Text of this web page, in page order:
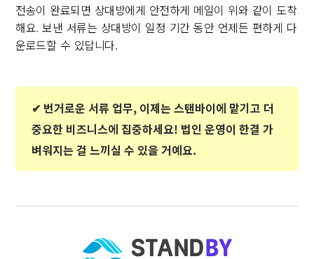
전송이 완료되면 상대방에게 안전하게 메일이 위와 같이 도착
해요. 보낸 서류는 상대방이 일정 기간 동안 언제든 편하게 다
운로드할 수 있답니다.
✔︎ 번거로운 서류 업무, 이제는 스탠바이에 맡기고 더
중요한 비즈니스에 집중하세요! 법인 운영이 한결 가
벼워지는 걸 느끼실 수 있을 거예요.